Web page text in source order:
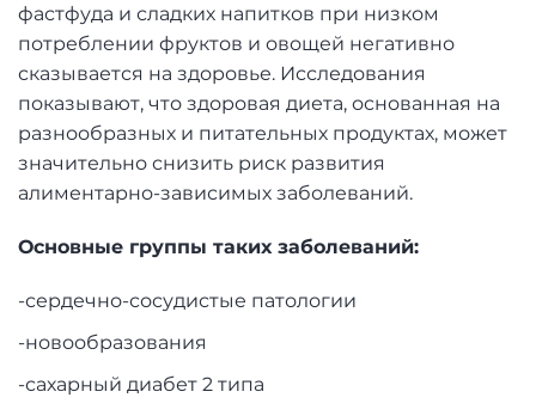
фастфуда и сладких напитков при низком
потреблении фруктов и овощей негативно
сказывается на здоровье. Исследования
показывают, что здоровая диета, основанная на
разнообразных и питательных продуктах, может
значительно снизить риск развития
алиментарно-зависимых заболеваний.
Основные группы таких заболеваний:
-сердечно-сосудистые патологии
-новообразования
-сахарный диабет 2 типа